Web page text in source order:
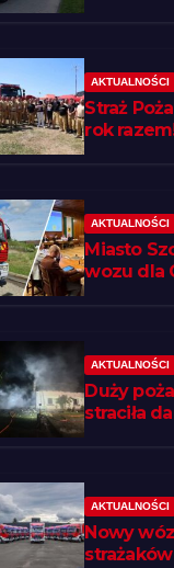
AKTUALNOŚCI
Straż
rok
AKTUALNOŚCI
Miasto
wozu dla
AKTUALNOŚCI
Duży
straciła
AKTUALNOŚCI
Nowy